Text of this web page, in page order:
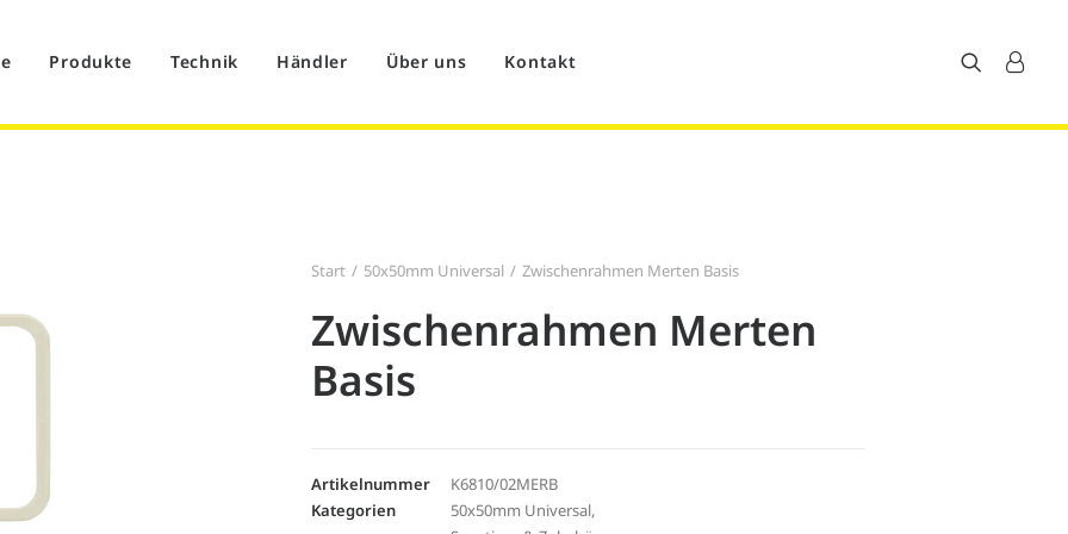
Produkte Technik Händler Über uns Kontakt
Start 50x50mm Universal Zwischenrahmen Merten Basis
Zwischenrahmen Merten
Basis
Artikelnummer
K6810/02MERB
Kategorien
50x50mm Universal,